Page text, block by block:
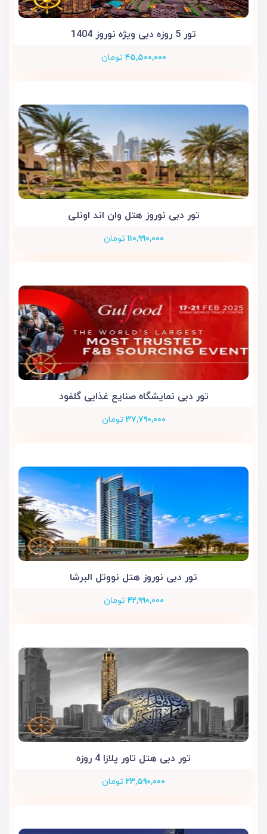
تور 5 روزه دبی ویژه نوروز 1404
۴۵,۵۰۰,۰۰۰ تومان
تور دبی نوروز هتل وان اند اونلی
۱۱۰,۹۹۰,۰۰۰ تومان
تور دبی نمایشگاه صنایع غذایی گلفود
۳۷,۷۹۰,۰۰۰ تومان
تور دبی نوروز هتل نووتل البرشا
۴۲,۹۹۰,۰۰۰ تومان
تور دبی هتل تاور پلازا 4 روزه
۲۳,۵۹۰,۰۰۰ تومان